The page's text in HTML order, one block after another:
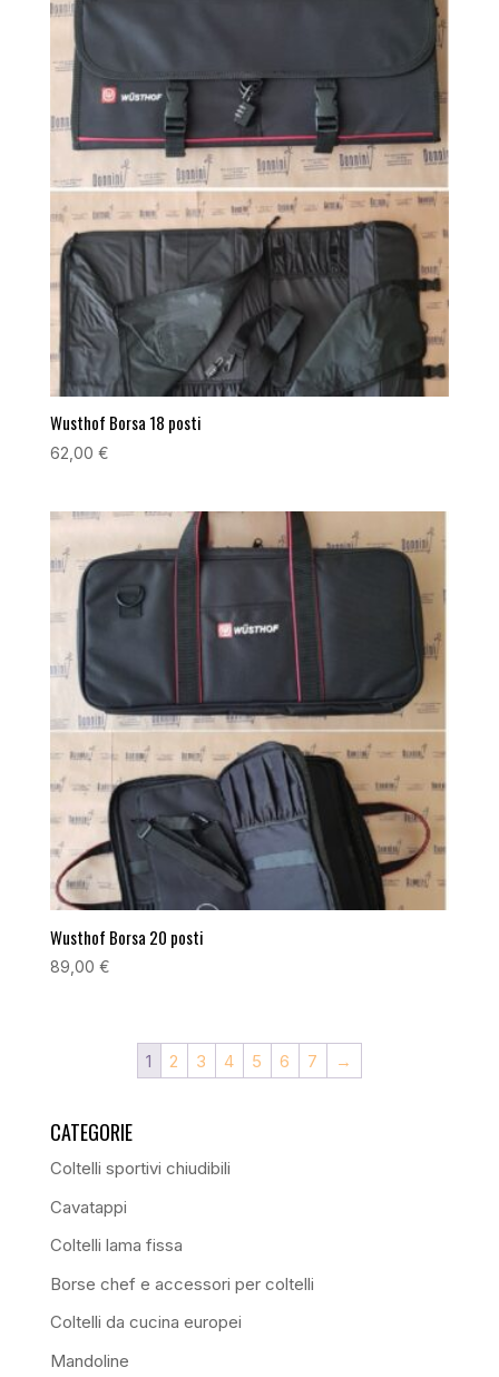
Wusthof Borsa 18 posti
62,00 €
Wusthof Borsa 20 posti
89,00 €
1 2 3 4 5 6 7 →
CATEGORIE
Coltelli sportivi chiudibili
Cavatappi
Coltelli lama fissa
Borse chef e accessori per coltelli
Coltelli da cucina europei
Mandoline